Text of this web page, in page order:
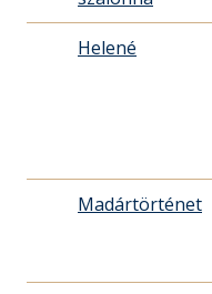
Helené
Madártörténet